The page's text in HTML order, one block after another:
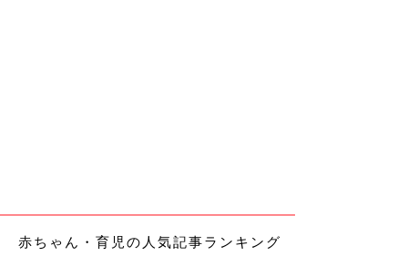
意外に多し！一目瞭然でわかりやすい手書き派
赤ちゃん・育児の人気記事ランキング